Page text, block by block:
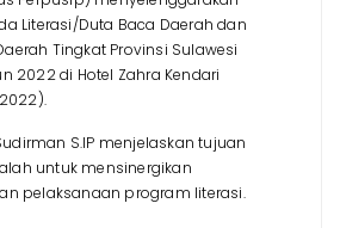
Literasi/Duta Baca Daerah dan
Tingkat Provinsi Sulawesi
2022 di Hotel Zahra Kendari
S.IP menjelaskan tujuan
untuk mensinergikan
pelaksanaan program literasi.